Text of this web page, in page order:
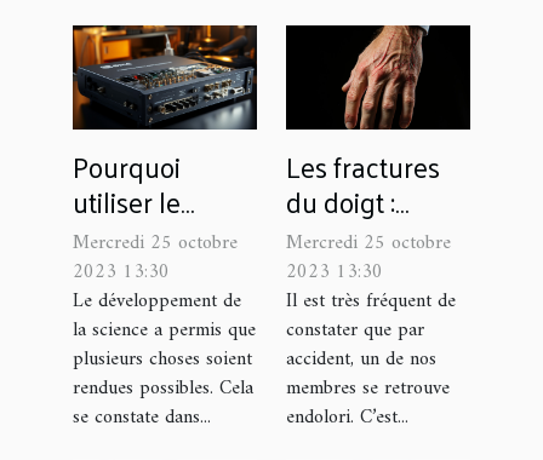
Pourquoi
utiliser le
MFS501-BYOD -
Sélecteur 5x1
BYOD,
4K@60Hz 4:4:4
?
Mercredi 25 octobre
2023 13:30
Le développement de
la science a permis que
plusieurs choses soient
rendues possibles. Cela
se constate dans...
Les fractures
du doigt :
parlons-en !
Mercredi 25 octobre
2023 13:30
Il est très fréquent de
constater que par
accident, un de nos
membres se retrouve
endolori. C’est...